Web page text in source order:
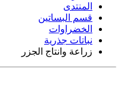
المنتدى
قسم البساتين
الخضراوات
نباتات جذرية
زراعة وانتاج الجزر